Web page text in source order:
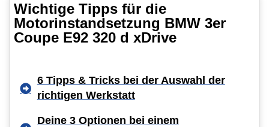
Wichtige Tipps für die
Motorinstandsetzung BMW 3er
Coupe E92 320 d xDrive
6 Tipps & Tricks bei der Auswahl der
richtigen Werkstatt
Deine 3 Optionen bei einem